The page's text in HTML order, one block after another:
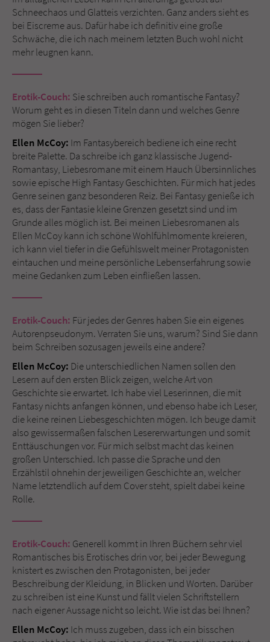
Schneechaos und Glatteis verzichten. Ganz anders sieht es
bei Eiscreme aus. Dafür habe ich definitiv eine große
Schwäche, die ich nach meinem letzten Buch wohl nicht
mehr leugnen kann.
Erotik-Couch: Sie schreiben auch romantische Fantasy?
Worum geht es in diesen Titeln dann und welches Genre
mögen Sie lieber?
Ellen McCoy: Im Fantasybereich bediene ich eine recht
breite Palette. Da schreibe ich ganz klassische Jugend-
Romantasy, Liebesromane mit einem Hauch Übersinnliches
sowie epische High Fantasy Geschichten. Für mich hat jedes
Genre seinen ganz besonderen Reiz. Bei Fantasy genieße ich
es, dass der Fantasie kleine Grenzen gesetzt sind und im
Grunde alles möglich ist. Bei meinen Liebesromanen als
Ellen McCoy kann ich schöne Wohlfühlmomente kreieren,
ich kann viel tiefer in die Gefühlswelt meiner Protagonisten
eintauchen und meine persönliche Lebenserfahrung sowie
meine Gedanken zum Leben einfließen lassen.
Erotik-Couch: Für jedes der Genres haben Sie ein eigenes
Autorenpseudonym. Verraten Sie uns, warum? Sind Sie dann
beim Schreiben sozusagen jeweils eine andere?
Ellen McCoy: Die unterschiedlichen Namen sollen den
Lesern auf den ersten Blick zeigen, welche Art von
Geschichte sie erwartet. Ich habe viel Leserinnen, die mit
Fantasy nichts anfangen können, und ebenso habe ich Leser,
die keine reinen Liebesgeschichten mögen. Ich beuge damit
also gewissermaßen falschen Lesererwartungen und somit
Enttäuschungen vor. Für mich selbst macht das keinen
großen Unterschied. Ich passe die Sprache und den
Erzählstil ohnehin der jeweiligen Geschichte an, welcher
Name letztendlich auf dem Cover steht, spielt dabei keine
Rolle.
Erotik-Couch: Generell kommt in Ihren Büchern sehr viel
Romantisches bis Erotisches drin vor, bei jeder Bewegung
knistert es zwischen den Protagonisten, bei jeder
Beschreibung der Kleidung, in Blicken und Worten. Darüber
zu schreiben ist eine Kunst und fällt vielen Schriftstellern
nach eigener Aussage nicht so leicht. Wie ist das bei Ihnen?
Ellen McCoy: Ich muss zugeben, dass ich ein bisschen
Name tx_pwcomments_ahash
Anbieter Literatur-Couch Medien GmbH & Co. KG
Zweck Cookie für Kommentare einzelner Buchtitel
Name fe_typo_user
Anbieter Literatur-Couch Medien GmbH & Co. KG
Laufzeit Session
Zweck
Dieses Cookie gewährleistet die
Kommunikation der Webseite mit dem
Benutzer. Es wird benötigt um z. B. den
Sicherheitscode des Kontaktformulars zu